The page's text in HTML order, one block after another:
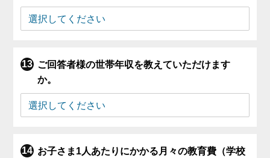
ご回答者様の世帯年収を教えていただけます
か。
お子さま1人あたりにかかる月々の教育費（学校